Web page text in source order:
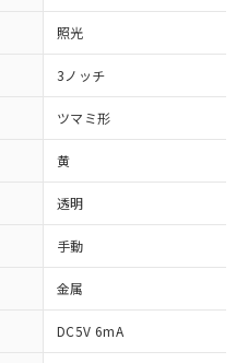
照光
3ノッチ
ツマミ形
黄
透明
手動
金属
DC5V 6mA